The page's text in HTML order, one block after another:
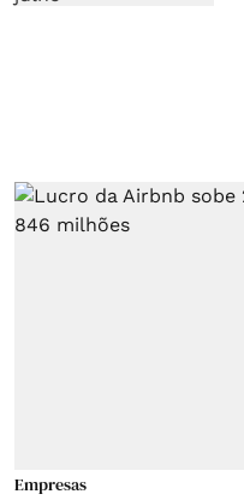
Empresas